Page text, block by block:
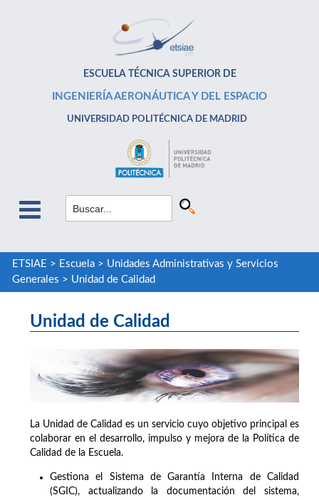
ESCUELA TÉCNICA SUPERIOR DE
INGENIERÍA AERONÁUTICA Y DEL ESPACIO
UNIVERSIDAD POLITÉCNICA DE MADRID
ETSIAE > Escuela> Unidades Administrativas y Servicios
Generales > Unidad de Calidad
Unidad de Calidad
La Unidad de Calidad es un servicio cuyo objetivo principal es
colaborar en el desarrollo, impulso y mejora de la Política de
Calidad de la Escuela.
Gestiona el Sistema de Garantía Interna de Calidad
(SGIC), actualizando la documentación del sistema,